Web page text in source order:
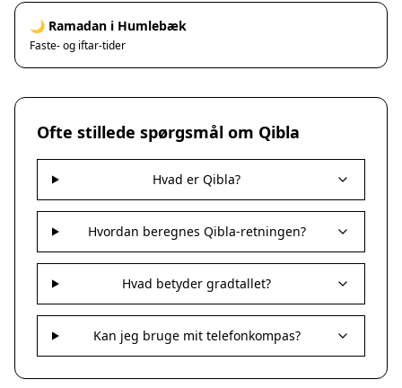
Kalundborg
Korsør
Nykøbing Sjælland
Præstø
Sorø
Stege
Svendstrup
Vordingborg
Assens
Bogense
Faaborg
Kerteminde
Middelfart
Munkebo
🌙 Ramadan i Humlebæk
Faste- og iftar-tider
Ofte stillede spørgsmål om Qibla
Hvad er Qibla?
Hvordan beregnes Qibla-retningen?
Hvad betyder gradtallet?
Kan jeg bruge mit telefonkompas?